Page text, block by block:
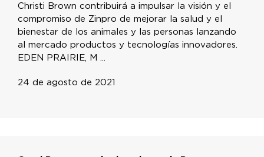
Christi Brown contribuirá a impulsar la visión y el
compromiso de Zinpro de mejorar la salud y el
bienestar de los animales y las personas lanzando
al mercado productos y tecnologías innovadores.
EDEN PRAIRIE, M ...
24 de agosto de 2021